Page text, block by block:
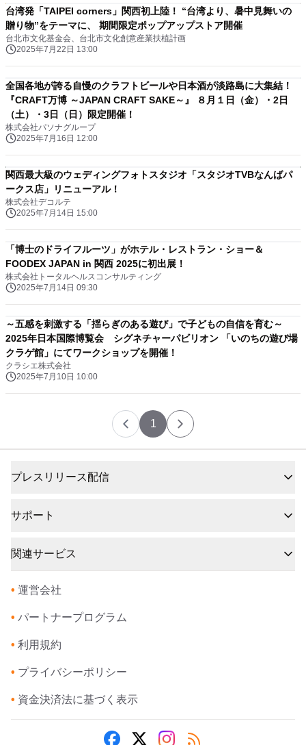
台湾発「TAIPEI corners」関西初上陸！ “台湾より、暑中見舞いの
贈り物”をテーマに、 期間限定ポップアップストア開催
台北市文化基金会、台北市文化創意産業扶植計画
2025年7月22日 13:00
全国各地が誇る自慢のクラフトビールや日本酒が淡路島に大集結！
『CRAFT万博 ～JAPAN CRAFT SAKE～』 ８月１日（金）・2日
（土）・3日（日）限定開催！
株式会社パソナグループ
2025年7月16日 12:00
関西最大級のウェディングフォトスタジオ「スタジオTVBなんばパ
ークス店」リニューアル！
株式会社デコルテ
2025年7月14日 15:00
「博士のドライフルーツ」がホテル・レストラン・ショー＆
FOODEX JAPAN in 関西 2025に初出展！
株式会社トータルヘルスコンサルティング
2025年7月14日 09:30
～五感を刺激する「揺らぎのある遊び」で子どもの自信を育む～
2025年日本国際博覧会 シグネチャーパビリオン 「いのちの遊び場
クラゲ館」にてワークショップを開催！
クラシエ株式会社
2025年7月10日 10:00
1
プレスリリース配信
サポート
関連サービス
• 運営会社
• パートナープログラム
• 利用規約
• プライバシーポリシー
• 資金決済法に基づく表示